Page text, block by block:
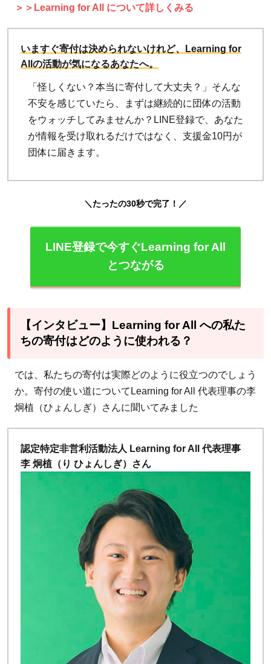
＞＞Learning for All について詳しくみる
いますぐ寄付は決められないけれど、Learning for
Allの活動が気になるあなたへ。
「怪しくない？本当に寄付して大丈夫？」そんな
不安を感じていたら、まずは継続的に団体の活動
をウォッチしてみませんか？LINE登録で、あなた
が情報を受け取れるだけではなく、支援金10円が
団体に届きます。
＼たったの30秒で完了！／
LINE登録で今すぐLearning for All
とつながる
【インタビュー】Learning for All への私た
ちの寄付はどのように使われる？
では、私たちの寄付は実際どのように役立つのでしょう
か。寄付の使い道についてLearning for All 代表理事の李
炯植（ひょんしぎ）さんに聞いてみました
認定特定非営利活動法人 Learning for All 代表理事
李 炯植（り ひょんしぎ）さん